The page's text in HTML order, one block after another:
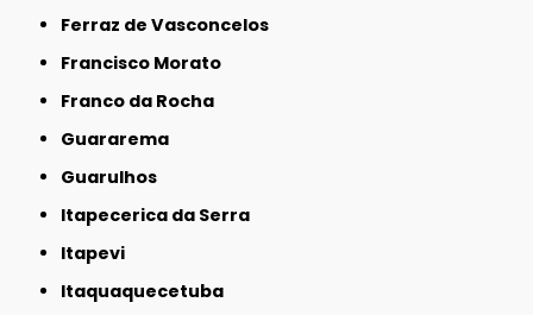
Ferraz de Vasconcelos
Francisco Morato
Franco da Rocha
Guararema
Guarulhos
Itapecerica da Serra
Itapevi
Itaquaquecetuba